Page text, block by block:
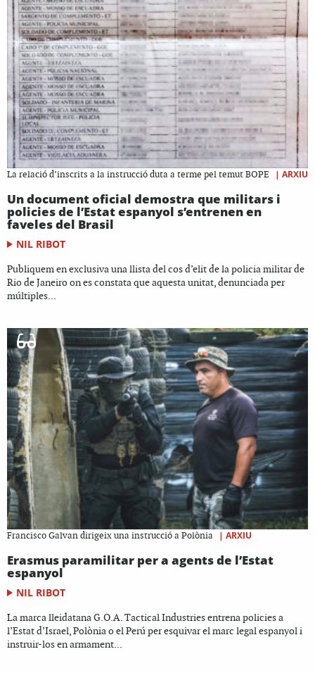
La relació d’inscrits a la instrucció duta a terme pel temut BOPE | ARXIU
Un document oficial demostra que militars i
policies de l’Estat espanyol s’entrenen en
faveles del Brasil
NIL RIBOT
Publiquem en exclusiva una llista del cos d’elit de la policia militar de
Rio de Janeiro on es constata que aquesta unitat, denunciada per
múltiples...
Francisco Galvan dirigeix una instrucció a Polònia | ARXIU
Erasmus paramilitar per a agents de l’Estat
espanyol
NIL RIBOT
La marca lleidatana G.O.A. Tactical Industries entrena policies a
l’Estat d’Israel, Polònia o el Perú per esquivar el marc legal espanyol i
instruir-los en armament...